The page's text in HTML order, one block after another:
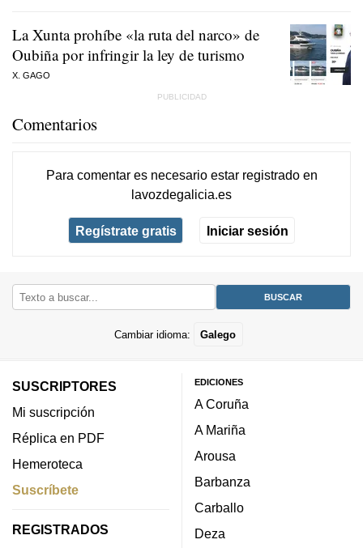
La Xunta prohíbe «la ruta del narco» de
Oubiña por infringir la ley de turismo
X. GAGO
Comentarios
Para comentar es necesario estar registradoen
lavozdegalicia.es
Regístrate gratis Iniciar sesión
Cambiar idioma: Galego
SUSCRIPTORES
Mi suscripción
Réplica en PDF
Hemeroteca
Suscríbete
REGISTRADOS
EDICIONES
A Coruña
A Mariña
Arousa
Barbanza
Carballo
Deza